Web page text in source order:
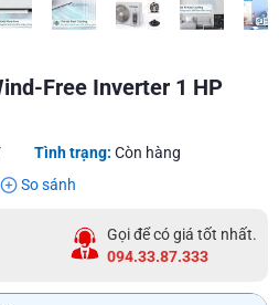
Free Inverter 1 HP
Tình trạng: Còn hàng
So sánh
Gọi để có giá tốt nhất.
094.33.87.333